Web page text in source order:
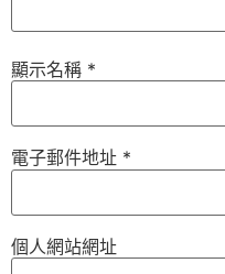
顯示名稱 *
電子郵件地址 *
個人網站網址